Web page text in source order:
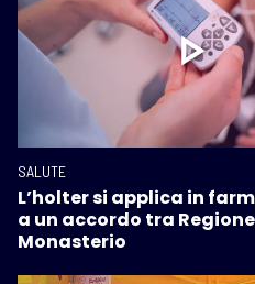
SALUTE
L’holter si applica in
a un accordo tra
Monasterio